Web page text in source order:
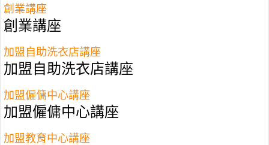
創業講座
創業講座
加盟自助洗衣店講座
加盟自助洗衣店講座
加盟僱傭中心講座
加盟僱傭中心講座
加盟教育中心講座
90後唔做律師創業印卡片
10萬本3個月回本 每月生
意額近百萬
29.08.2018